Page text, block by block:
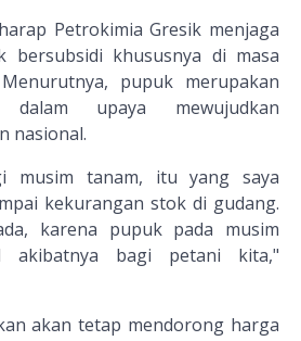
Petrokimia Gresik menjaga
bersubsidi khususnya di masa
pupuk merupakan
upaya mewujudkan
nasional.
musim tanam, itu yang saya
kekurangan stok di gudang.
karena pupuk pada musim
akibatnya bagi petani kita,"
akan tetap mendorong harga